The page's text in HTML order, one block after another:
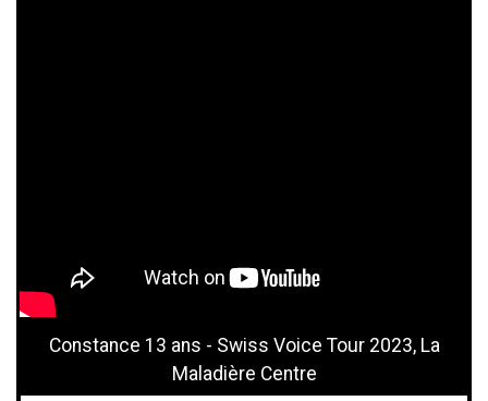
Constance 13 ans - Swiss Voice Tour 2023, La
Maladière Centre